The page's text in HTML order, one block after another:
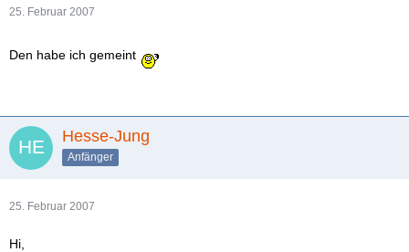
25. Februar 2007
Den habe ich gemeint
Hesse-Jung
Anfänger
25. Februar 2007
Hi,